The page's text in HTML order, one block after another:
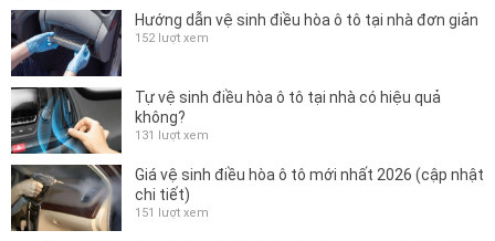
Hướng dẫn vệ sinh điều hòa ô tô tại nhà đơn giản
152 lượt xem
Tự vệ sinh điều hòa ô tô tại nhà có hiệu quả
không?
131 lượt xem
Giá vệ sinh điều hòa ô tô mới nhất 2026 (cập nhật
chi tiết)
151 lượt xem